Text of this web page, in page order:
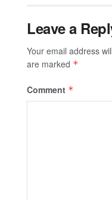
Leave a
Your email address
are marked *
Comment *